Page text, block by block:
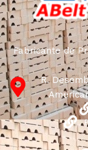
quality of their
characteristics,
long period of
Fabricante de
R.